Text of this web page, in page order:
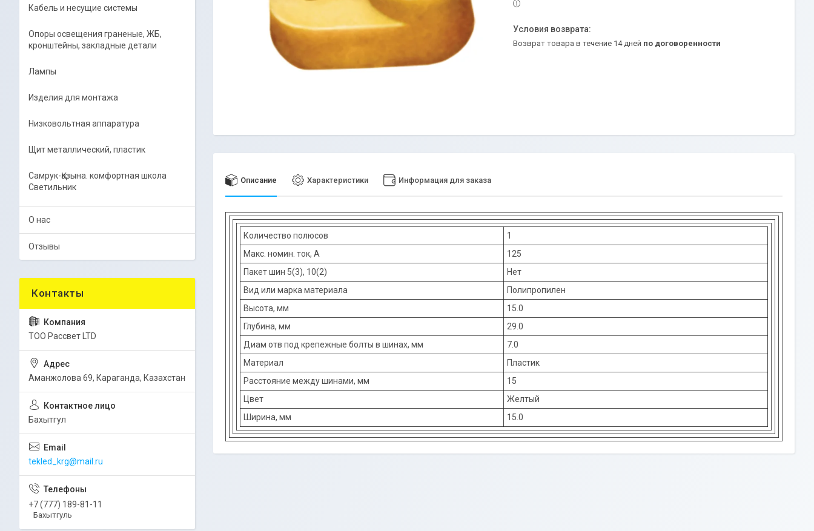
возврат товара в течение 14 дней по договоренности
Описание Характеристики Информация для заказа
Количество полюсов
1
Макс. номин. ток, А
125
Пакет шин 5(3), 10(2)
Нет
Вид или марка материала
Полипропилен
Высота, мм
15.0
Глубина, мм
29.0
Диам отв под крепежные болты в шинах, мм
7.0
Материал
Пластик
Расстояние между шинами, мм
15
Цвет
Желтый
Ширина, мм
15.0
Кабель и несущие системы
Опоры освещения граненые, ЖБ,
кронштейны, закладные детали
Лампы
Изделия для монтажа
Низковольтная аппаратура
Щит металлический, пластик
Самрук-Қазына. комфортная школа
Светильник
О нас
Отзывы
ТОО Рассвет LTD
Аманжолова 69, Караганда, Казахстан
Бахытгул
tekled_krg@mail.ru
+7 (777) 189-81-11
Бахытгуль